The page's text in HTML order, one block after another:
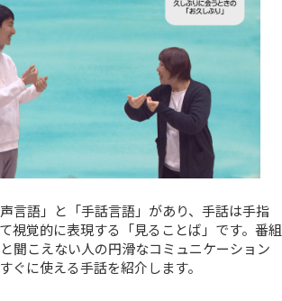
声言語」と「手話言語」があり、手話は手指
視覚的に表現する「見ることば」です。番組
聞こえない人の円滑なコミュニケーション
ぐに使える手話を紹介します。